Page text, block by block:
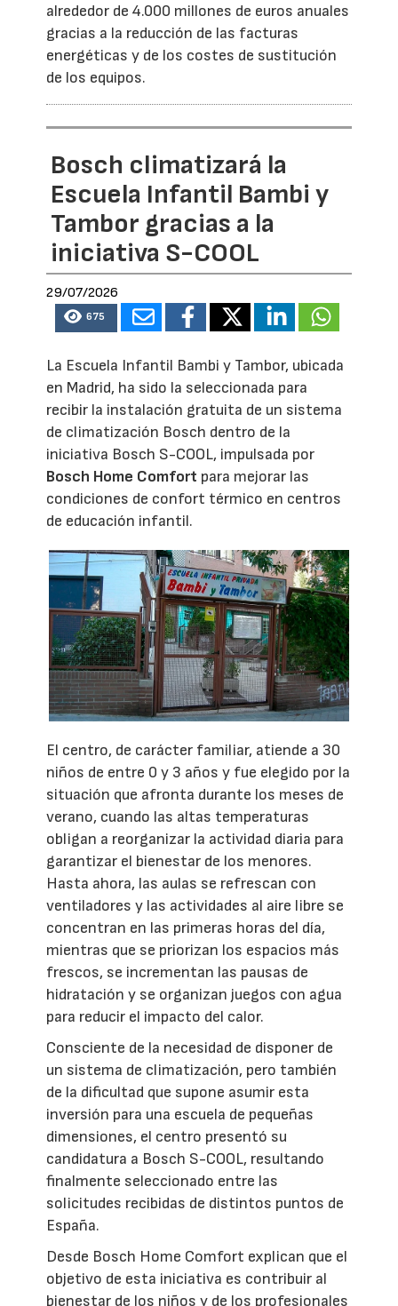
alrededor de 4.000 millones de euros anuales
gracias a la reducción de las facturas
energéticas y de los costes de sustitución
de los equipos.
Bosch climatizará la
Escuela Infantil Bambi y
Tambor gracias a la
iniciativa S-COOL
29/07/2026
675
La Escuela Infantil Bambi y Tambor, ubicada
en Madrid, ha sido la seleccionada para
recibir la instalación gratuita de un sistema
de climatización Bosch dentro de la
iniciativa Bosch S-COOL, impulsada por
Bosch Home Comfort para mejorar las
condiciones de confort térmico en centros
de educación infantil.
El centro, de carácter familiar, atiende a 30
niños de entre 0 y 3 años y fue elegido por la
situación que afronta durante los meses de
verano, cuando las altas temperaturas
obligan a reorganizar la actividad diaria para
garantizar el bienestar de los menores.
Hasta ahora, las aulas se refrescan con
ventiladores y las actividades al aire libre se
concentran en las primeras horas del día,
mientras que se priorizan los espacios más
frescos, se incrementan las pausas de
hidratación y se organizan juegos con agua
para reducir el impacto del calor.
Consciente de la necesidad de disponer de
un sistema de climatización, pero también
de la dificultad que supone asumir esta
inversión para una escuela de pequeñas
dimensiones, el centro presentó su
candidatura a Bosch S-COOL, resultando
finalmente seleccionado entre las
solicitudes recibidas de distintos puntos de
España.
Desde Bosch Home Comfort explican que el
objetivo de esta iniciativa es contribuir al
bienestar de los niños y de los profesionales